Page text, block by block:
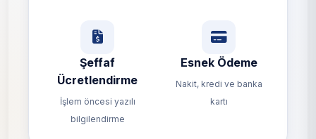
Şeffaf
Ücretlendirme
İşlem öncesi yazılı
bilgilendirme
Esnek Ödeme
Nakit, kredi ve banka
kartı